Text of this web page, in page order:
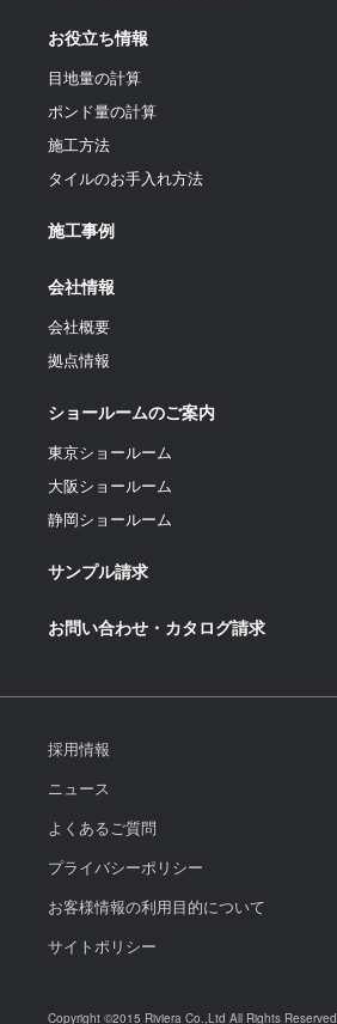
お役立ち情報
目地量の計算
ポンド量の計算
施工方法
タイルのお手入れ方法
施工事例
会社情報
会社概要
拠点情報
ショールームのご案内
東京ショールーム
大阪ショールーム
静岡ショールーム
サンプル請求
お問い合わせ・カタログ請求
採用情報
ニュース
よくあるご質問
プライバシーポリシー
お客様情報の利用目的について
サイトポリシー
Copyright ©2015 Riviera Co.,Ltd All Rights Reserved.